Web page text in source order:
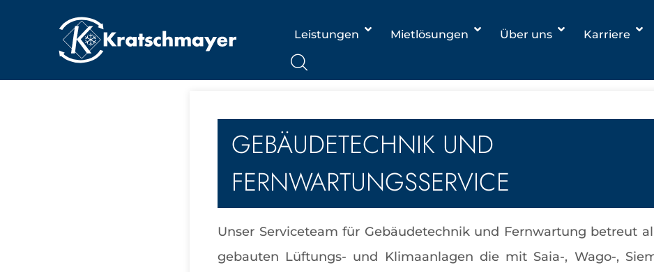
Leistungen Mietlösungen Über uns Karriere
GEBÄUDETECHNIK UND
FERNWARTUNGSSERVICE
Unser Serviceteam für Gebäudetechnik und Fernwartung betreut
gebauten Lüftungs- und Klimaanlagen die mit Saia-, Wago-,